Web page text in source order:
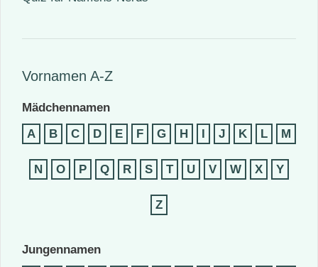
Vornamen A-Z
Mädchennamen
A
B C D E F G H I J K L M
N O P Q R S T U V W X Y
Z
Jungennamen